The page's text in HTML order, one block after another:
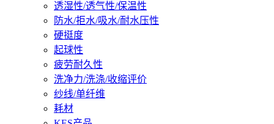
透湿性/透气性/保温性
防水/拒水/吸水/耐水压性
硬挺度
起球性
疲劳耐久性
洗净力/洗涤/收缩评价
纱线/单纤维
耗材